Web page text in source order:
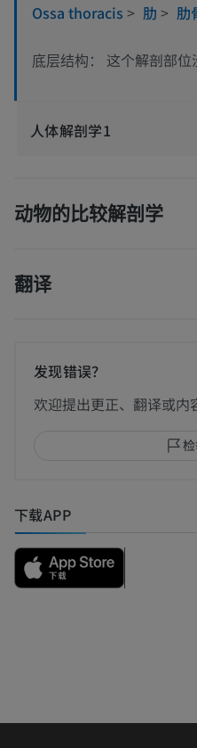
Ossa thoracis > 肋 > 肋
底层结构： 这个解剖部位
人体解剖学1
动物的比较解剖学
翻译
发现错误？
欢迎提出更正、翻译或内
下载APP